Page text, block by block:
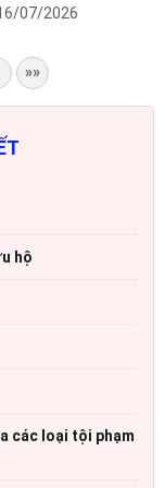
cho các hộ ...
07/2026
»»
hộ
các loại tội phạm